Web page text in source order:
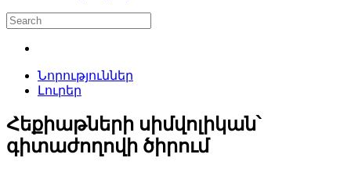
Նորություններ
Լուրեր
Հեքիաթների սիմվոլիկան՝
գիտաժողովի ծիրում